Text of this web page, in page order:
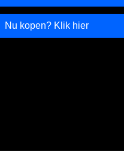
Nu kopen? Klik hier